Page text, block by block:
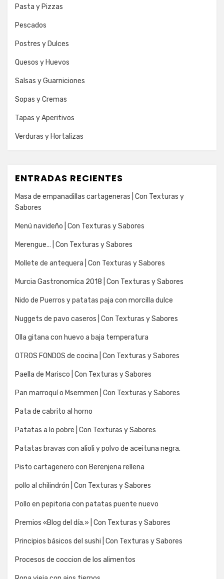
Pasta y Pizzas
Pescados
Postres y Dulces
Quesos y Huevos
Salsas y Guarniciones
Sopas y Cremas
Tapas y Aperitivos
Verduras y Hortalizas
ENTRADAS RECIENTES
Masa de empanadillas cartageneras | Con Texturas y
Sabores
Menú navideño | Con Texturas y Sabores
Merengue… | Con Texturas y Sabores
Mollete de antequera | Con Texturas y Sabores
Murcia Gastronomíca 2018 | Con Texturas y Sabores
Nido de Puerros y patatas paja con morcilla dulce
Nuggets de pavo caseros | Con Texturas y Sabores
Olla gitana con huevo a baja temperatura
OTROS FONDOS de cocina | Con Texturas y Sabores
Paella de Marisco | Con Texturas y Sabores
Pan marroquí o Msemmen | Con Texturas y Sabores
Pata de cabrito al horno
Patatas a lo pobre | Con Texturas y Sabores
Patatas bravas con alioli y polvo de aceituna negra.
Pisto cartagenero con Berenjena rellena
pollo al chilindrón | Con Texturas y Sabores
Pollo en pepitoria con patatas puente nuevo
Premios «Blog del día.» | Con Texturas y Sabores
Principios básicos del sushi | Con Texturas y Sabores
Procesos de coccion de los alimentos